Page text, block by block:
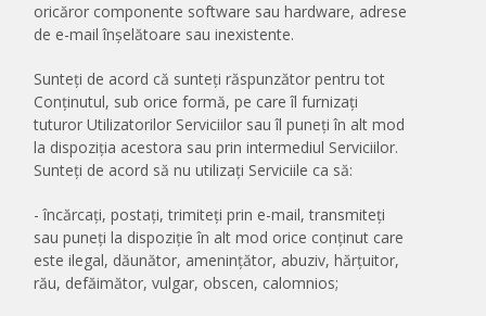
oricăror componente software sau hardware, adrese
de e-mail înșelătoare sau inexistente.
Sunteți de acord că sunteți răspunzător pentru tot
Conținutul, sub orice formă, pe care îl furnizați
tuturor Utilizatorilor Serviciilor sau îl puneți în alt mod
la dispoziția acestora sau prin intermediul Serviciilor.
Sunteți de acord să nu utilizați Serviciile ca să:
- încărcați, postați, trimiteți prin e-mail, transmiteți
sau puneți la dispoziție în alt mod orice conținut care
este ilegal, dăunător, amenințător, abuziv, hărțuitor,
rău, defăimător, vulgar, obscen, calomnios;